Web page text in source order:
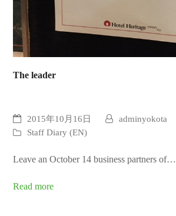
The leader
2015年10月16日
adminyokota
Staff Diary (EN)
Leave an October 14 business partners of…
Read more